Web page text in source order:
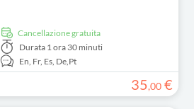
Cancellazione gratuita
Durata 1 ora 30 minuti
En, Fr, Es, De,Pt
35,00 €